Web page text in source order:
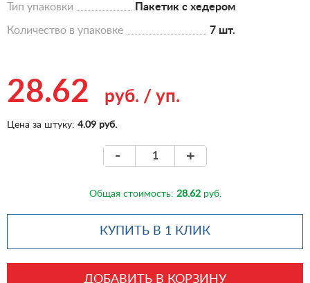
Тип упаковки Пакетик с хедером
Количество в упаковке 7 шт.
28.62 руб. / уп.
Цена за штуку: 4.09 руб.
- +
Общая стоимость: 28.62руб.
КУПИТЬ В 1 КЛИК
ДОБАВИТЬ В КОРЗИНУ